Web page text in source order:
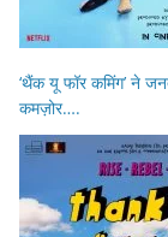
‘थैंक यू फॉर कमिंग’ ने
कमज़ोर….